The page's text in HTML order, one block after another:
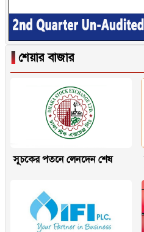
▐ শেয়ার বাজার
সূচকের পতনে লেনদেন শেষ